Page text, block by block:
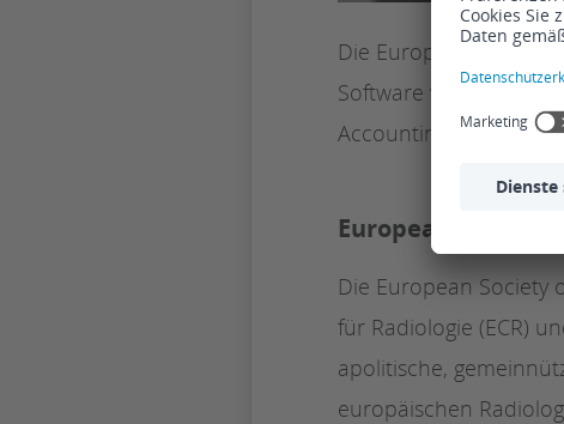
Die European Society
Software von
Accounting, auch aus
European Society
Die European Society
für Radiologie (ECR)
apolitische,
europäischen